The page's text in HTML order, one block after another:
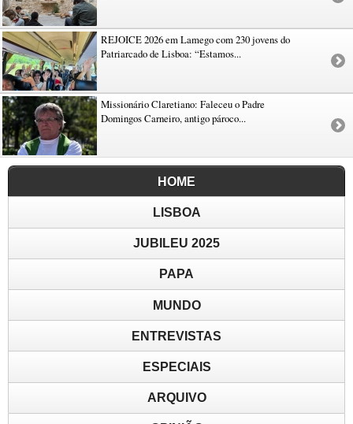
REJOICE 2026 em Lamego com 230 jovens do
Patriarcado de Lisboa: “Estamos...
Missionário Claretiano: Faleceu o Padre
Domingos Carneiro, antigo pároco...
HOME
LISBOA
JUBILEU 2025
PAPA
MUNDO
ENTREVISTAS
ESPECIAIS
ARQUIVO